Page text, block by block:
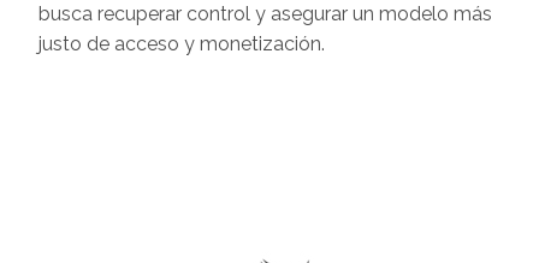
busca recuperar control y asegurar un modelo más
justo de acceso y monetización.